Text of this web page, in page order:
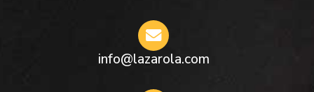
info@lazarola.com